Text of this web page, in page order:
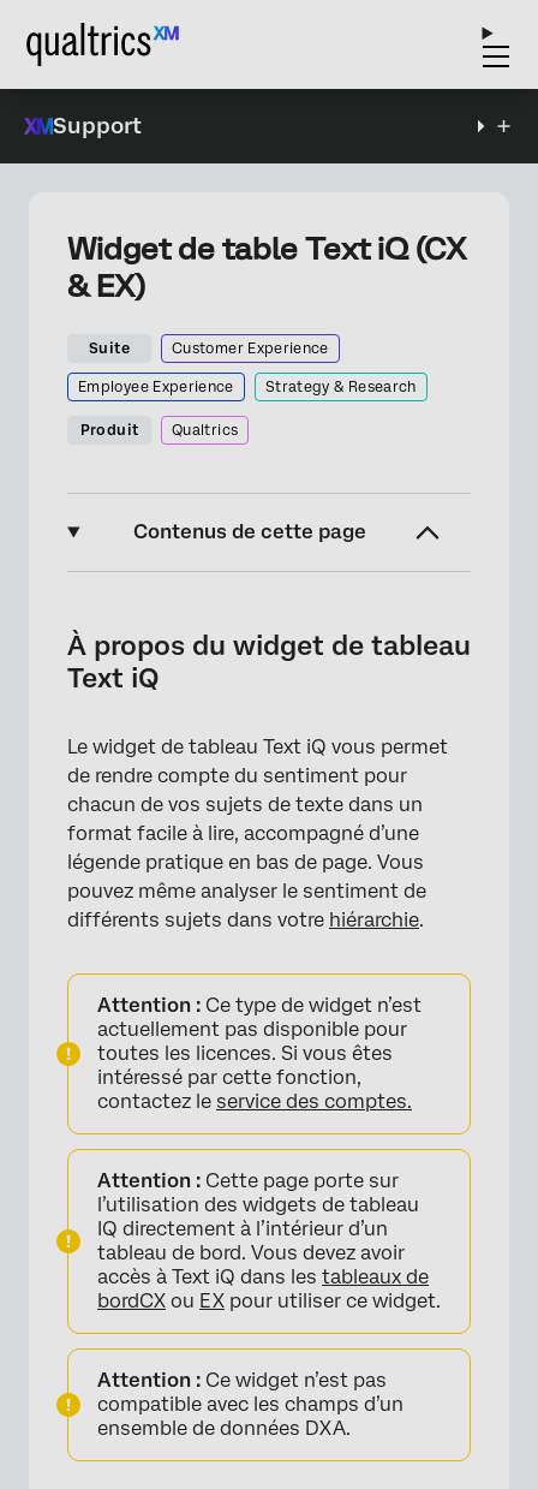
Support
Widget de table Text iQ (CX
& EX)
Suite Customer Experience
Employee Experience Strategy & Research
Produit Qualtrics
Contenus de cette page
Utilisation de Text iq dans votre tableau de
bord
Personnalisation d’un widget
FAQs
À propos du widget de tableau
Text iQ
Le widget de tableau Text iQ vous permet
de rendre compte du sentiment pour
chacun de vos sujets de texte dans un
format facile à lire, accompagné d’une
légende pratique en bas de page. Vous
pouvez même analyser le sentiment de
différents sujets dans votre hiérarchie.
Attention : Ce type de widget n’est
actuellement pas disponible pour
toutes les licences. Si vous êtes
intéressé par cette fonction,
contactez le service des comptes.
Attention : Cette page porte sur
l’utilisation des widgets de tableau
IQ directement à l’intérieur d’un
tableau de bord. Vous devez avoir
accès à Text iQ dans les tableaux de
bordCX ou EX pour utiliser ce widget.
Attention : Ce widget n’est pas
compatible avec les champs d’un
ensemble de données DXA.